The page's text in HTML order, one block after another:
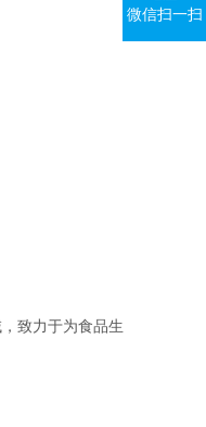
致力于为食品生
微信扫一扫